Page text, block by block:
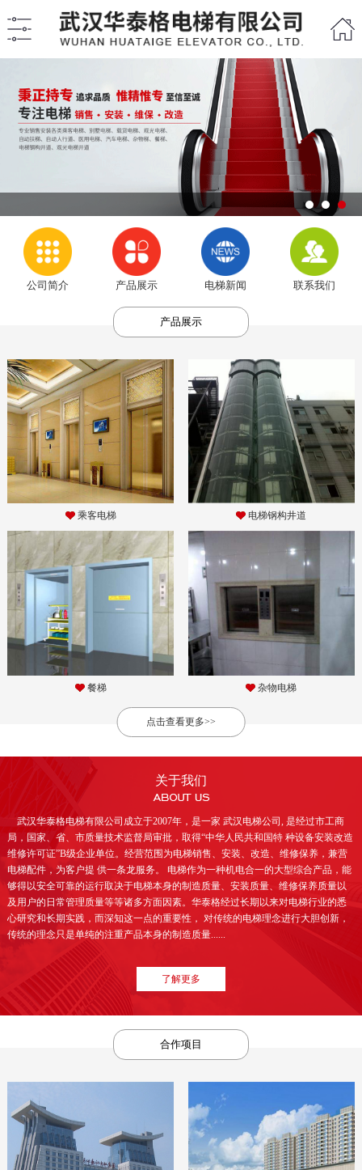
公司简介 产品展示 电梯新闻 联系我们
产品展示
乘客电梯 电梯钢构井道
餐梯 杂物电梯
点击查看更多>>
关于我们
武汉华泰格电梯有限公司成立于2007年，是一家 武汉电梯公司, 是经过市工商
局，国家、省、市质量技术监督局审批，取得“中华人民共和国特 种设备安装改造
维修许可证”B级企业单位。经营范围为电梯销售、安装、改造、维修保养，兼营
电梯配件，为客户提 供一条龙服务。 电梯作为一种机电合一的大型综合产品，能
够得以安全可靠的运行取决于电梯本身的制造质量、安装质量、维修保养质量以
及用户的日常管理质量等等诸多方面因素。华泰格经过长期以来对电梯行业的悉
心研究和长期实践，而深知这一点的重要性， 对传统的电梯理念进行大胆创新，
传统的理念只是单纯的注重产品本身的制造质量......
了解更多
合作项目